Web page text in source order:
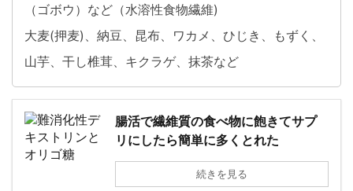
（ゴボウ）など（水溶性食物繊維)
大麦(押麦)、納豆、昆布、ワカメ、ひじき、もずく、
山芋、干し椎茸、キクラゲ、抹茶など
腸活で繊維質の食べ物に飽きてサプ
リにしたら簡単に多くとれた
続きを見る